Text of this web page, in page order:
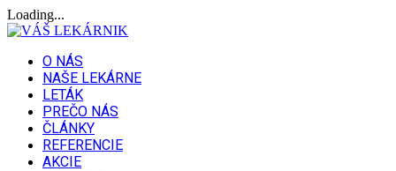
Loading...
O NÁS
NAŠE LEKÁRNE
LETÁK
PREČO NÁS
ČLÁNKY
REFERENCIE
AKCIE